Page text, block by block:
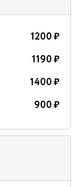
1200₽
1190₽
1400₽
900₽